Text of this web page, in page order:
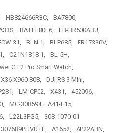
HB824666RBC,
BA7800,
BATEL80L6,
EB-BR500ABU,
31, BLN-1, BLP685,
ER17330V,
C21N1818-1,
BL-5H,
GT2 Pro Smart Watch,
X960 80B,
DJI RS 3 Mini,
LM-CP02, X431,
452096,
MC-308594,
A41-E15,
L22L3PG5,
308-1070-01,
A1652,
AP22ABN,